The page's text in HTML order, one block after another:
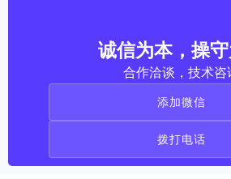
诚信为本，操
合作洽谈，技术咨
添加微信
拨打电话